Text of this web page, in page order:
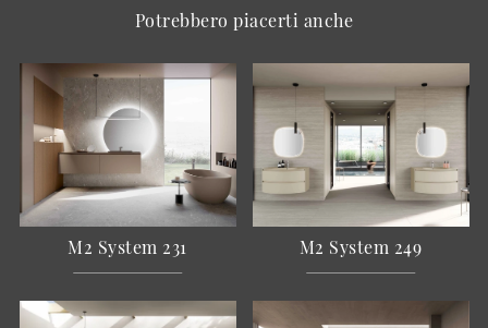
Potrebbero piacerti anche
M2 System 231 M2 System 249